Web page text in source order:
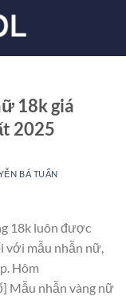
18k giá
2025
BÁ TUẤN
18k luôn được
với mẫu nhẫn nữ,
Hôm
Mẫu nhẫn vàng nữ